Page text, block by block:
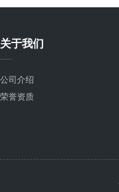
关于我们
公司介绍
荣誉资质